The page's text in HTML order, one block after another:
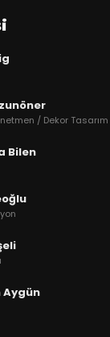
/ Dekor Tasarım
Bilen
Aygün